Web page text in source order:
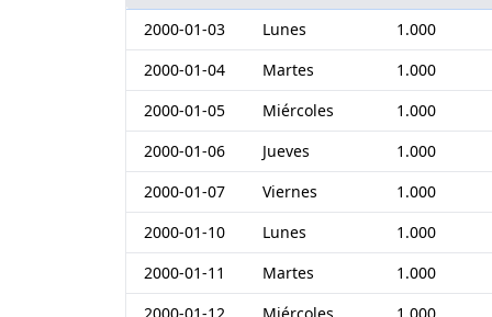
2000-01-03 Lunes
1.000
2000-01-04
Martes
1.000
2000-01-05
Miércoles
1.000
2000-01-06
Jueves
1.000
2000-01-07
Viernes
1.000
2000-01-10
Lunes
1.000
2000-01-11
Martes
1.000